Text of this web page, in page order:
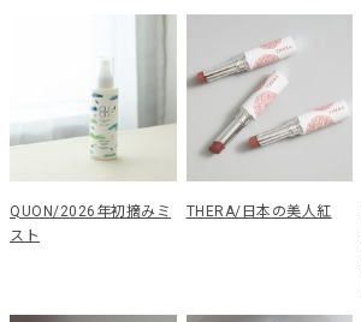
QUON/2026年初摘みミ
スト
THERA/日本の美人紅